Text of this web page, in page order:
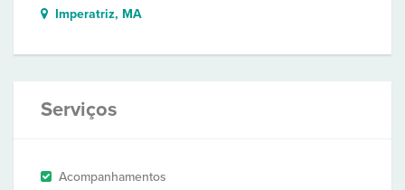
Imperatriz, MA
Serviços
Acompanhamentos